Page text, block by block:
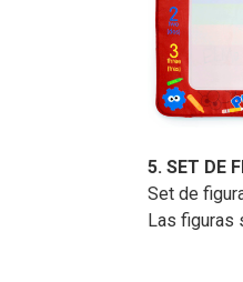
5. SET DE
Set de
Las figuras